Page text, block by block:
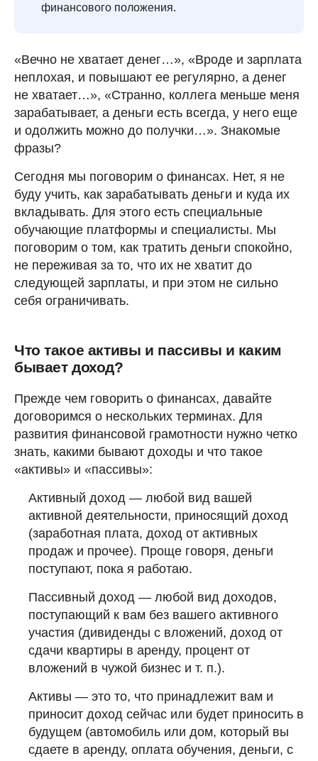
финансового положения.
«Вечно не хватает денег…», «Вроде и зарплата
неплохая, и повышают ее регулярно, а денег
не хватает…», «Странно, коллега меньше меня
зарабатывает, а деньги есть всегда, у него еще
и одолжить можно до получки…». Знакомые
фразы?
Сегодня мы поговорим о финансах. Нет, я не
буду учить, как зарабатывать деньги и куда их
вкладывать. Для этого есть специальные
обучающие платформы и специалисты. Мы
поговорим о том, как тратить деньги спокойно,
не переживая за то, что их не хватит до
следующей зарплаты, и при этом не сильно
себя ограничивать.
Что такое активы и пассивы и каким
бывает доход?
Прежде чем говорить о финансах, давайте
договоримся о нескольких терминах. Для
развития финансовой грамотности нужно четко
знать, какими бывают доходы и что такое
«активы» и «пассивы»:
Активный доход — любой вид вашей
активной деятельности, приносящий доход
(заработная плата, доход от активных
продаж и прочее). Проще говоря, деньги
поступают, пока я работаю.
Пассивный доход — любой вид доходов,
поступающий к вам без вашего активного
участия (дивиденды с вложений, доход от
сдачи квартиры в аренду, процент от
вложений в чужой бизнес и т. п.).
Активы — это то, что принадлежит вам и
приносит доход сейчас или будет приносить в
будущем (автомобиль или дом, который вы
сдаете в аренду, оплата обучения, деньги, с